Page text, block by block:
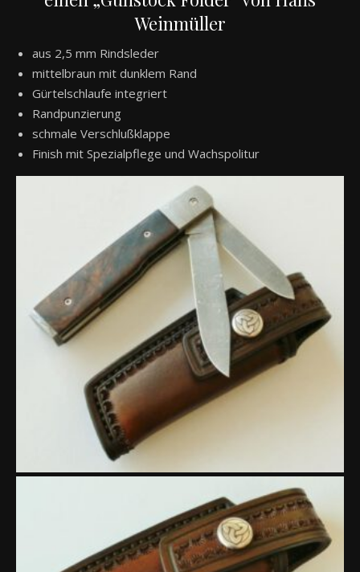
Weinmüller
aus 2,5 mm Rindsleder
mittelbraun mit dunklem Rand
Gürtelschlaufe integriert
Randpunzierung
schmale Verschlußklappe
Finish mit Spezialpflege und Wachspolitur